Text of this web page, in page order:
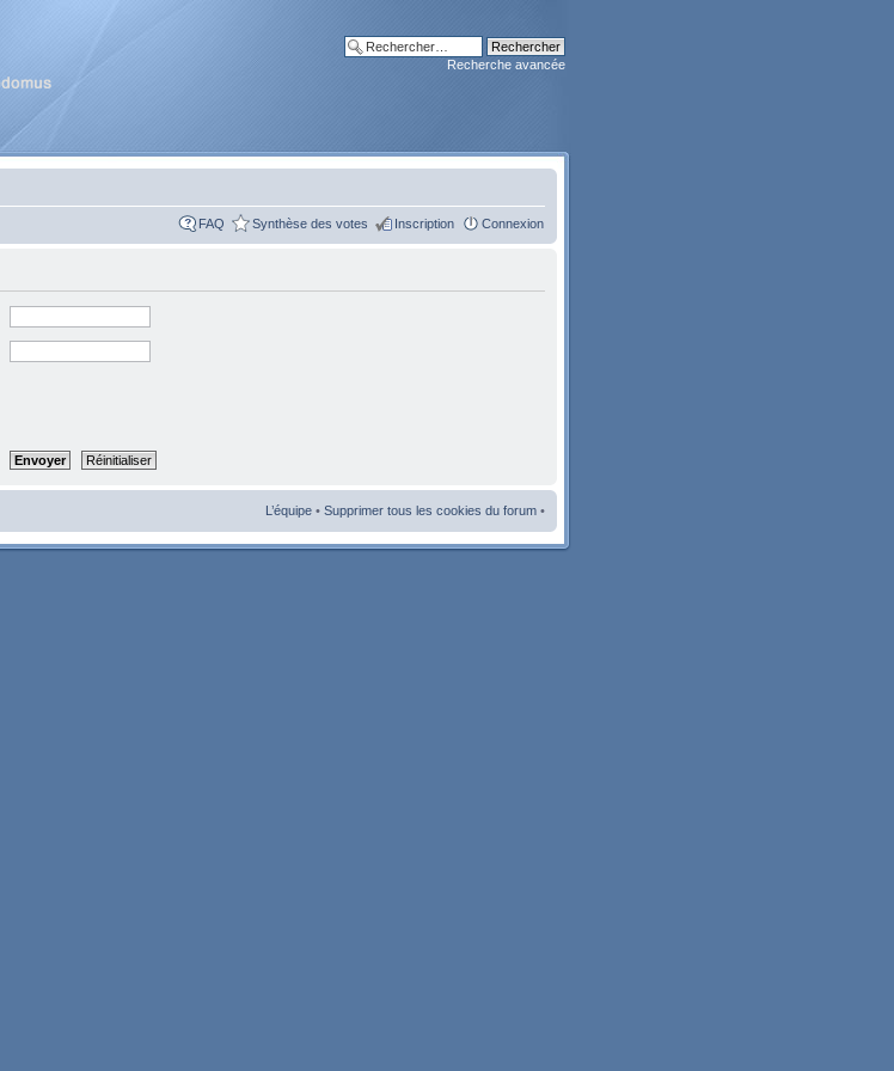
Recherche avancée
FAQ Synthèse des votes Inscription Connexion
L’équipe • Supprimer tous les cookies du forum •